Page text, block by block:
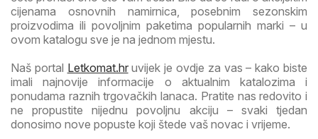
cijenama osnovnih namirnica, posebnim sezonskim
proizvodima ili povoljnim paketima popularnih marki – u
ovom katalogu sve je na jednom mjestu.
Naš portal Letkomat.hruvijek je ovdje za vas – kako biste
imali najnovije informacije o aktualnim katalozima i
ponudama raznih trgovačkih lanaca. Pratite nas redovito i
ne propustite nijednu povoljnu akciju – svaki tjedan
donosimo nove popuste koji štede vaš novac i vrijeme.